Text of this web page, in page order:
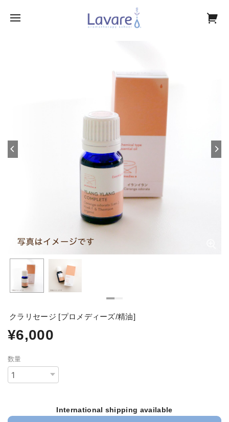
クラリセージ [プロメディーズ/精油]
¥6,000
数量
International shipping available